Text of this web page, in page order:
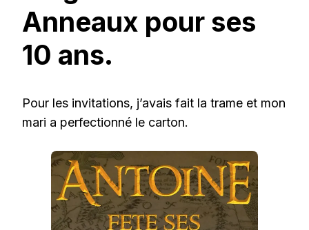
Anneaux pour ses
10 ans.
Pour les invitations, j’avais fait la trame et mon
mari a perfectionné le carton.